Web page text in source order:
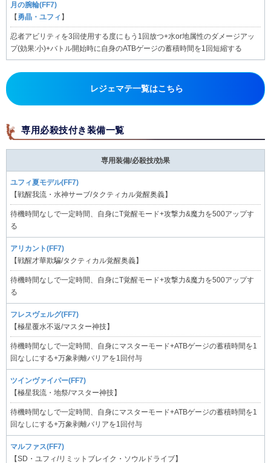
月の腕輪(FF7)
【 勇晶・ユフィ 】
忍者アビリティを3回使用する度にもう1回放つ+水or地属性のダメージアッ
プ(効果:小)+バトル開始時に自身のATBゲージの蓄積時間を1回短縮する
レジェマテ一覧はこちら
専用必殺技付き装備一覧
専用装備/必殺技/効果
ユフィ夏モデル(FF7)
【戦醒我流・水神サーブ/タクティカル覚醒奥義】
待機時間なしで一定時間、自身にT覚醒モード+攻撃力&魔力を500アップす
る
アリカント(FF7)
【戦醒才華欺騙/タクティカル覚醒奥義】
待機時間なしで一定時間、自身にT覚醒モード+攻撃力&魔力を500アップす
る
フレスヴェルグ(FF7)
【極星覆水不返/マスター神技】
待機時間なしで一定時間、自身にマスターモード+ATBゲージの蓄積時間を1
回なしにする+万象剥離バリアを1回付与
ツインヴァイパー(FF7)
【極星我流・地祭/マスター神技】
待機時間なしで一定時間、自身にマスターモード+ATBゲージの蓄積時間を1
回なしにする+万象剥離バリアを1回付与
マルファス(FF7)
【SD・ユフィ/リミットブレイク・ソウルドライブ】